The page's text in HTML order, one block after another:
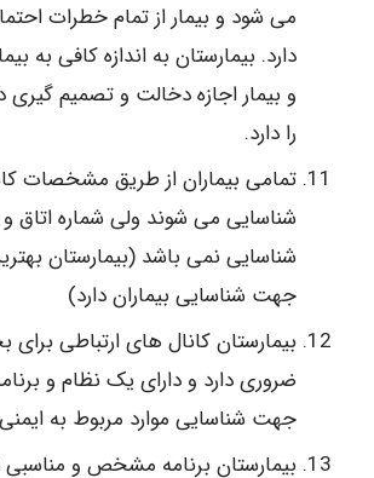
می شود و بیمار از تمام خطرات
دارد. بیمارستان به اندازه کافی به
و بیمار اجازه دخالت و تصمیم گیری
را دارد.
تمامی بیماران از طریق مشخصات
شناسایی می شوند ولی شماره اتاق
شناسایی نمی باشد (بیمارستان
جهت شناسایی بیماران دارد)
بیمارستان کانال های ارتباطی
ضروری دارد و دارای یک نظام و
جهت شناسایی موارد مربوط به
بیمارستان برنامه مشخص و مناسبی